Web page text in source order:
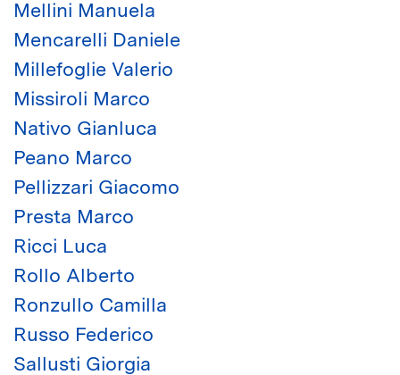
Mellini Manuela
Mencarelli Daniele
Millefoglie Valerio
Missiroli Marco
Nativo Gianluca
Peano Marco
Pellizzari Giacomo
Presta Marco
Ricci Luca
Rollo Alberto
Ronzullo Camilla
Russo Federico
Sallusti Giorgia